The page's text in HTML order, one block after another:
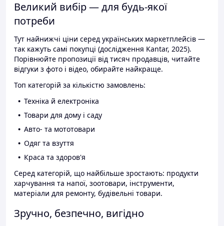
Великий вибір — для будь-якої
потреби
Тут найнижчі ціни серед українських маркетплейсів —
так кажуть самі покупці (дослідження Kantar, 2025).
Порівнюйте пропозиції від тисяч продавців, читайте
відгуки з фото і відео, обирайте найкраще.
Топ категорій за кількістю замовлень:
Техніка й електроніка
Товари для дому і саду
Авто- та мототовари
Одяг та взуття
Краса та здоров'я
Серед категорій, що найбільше зростають: продукти
харчування та напої, зоотовари, інструменти,
матеріали для ремонту, будівельні товари.
Зручно, безпечно, вигідно